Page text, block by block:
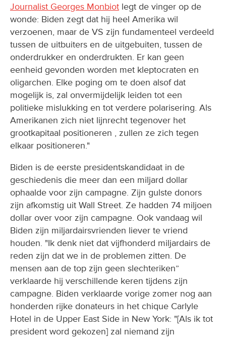
Journalist Georges Monbiot legt de vinger op de
wonde: Biden zegt dat hij heel Amerika wil
verzoenen, maar de VS zijn fundamenteel verdeeld
tussen de uitbuiters en de uitgebuiten, tussen de
onderdrukker en onderdrukten. Er kan geen
eenheid gevonden worden met kleptocraten en
oligarchen. Elke poging om te doen alsof dat
mogelijk is, zal onvermijdelijk leiden tot een
politieke mislukking en tot verdere polarisering. Als
Amerikanen zich niet lijnrecht tegenover het
grootkapitaal positioneren , zullen ze zich tegen
elkaar positioneren."
Biden is de eerste presidentskandidaat in de
geschiedenis die meer dan een miljard dollar
ophaalde voor zijn campagne. Zijn gulste donors
zijn afkomstig uit Wall Street. Ze hadden 74 miljoen
dollar over voor zijn campagne. Ook vandaag wil
Biden zijn miljardairsvrienden liever te vriend
houden. "Ik denk niet dat vijfhonderd miljardairs de
reden zijn dat we in de problemen zitten. De
mensen aan de top zijn geen slechteriken”
verklaarde hij verschillende keren tijdens zijn
campagne. Biden verklaarde vorige zomer nog aan
honderden rijke donateurs in het chique Carlyle
Hotel in de Upper East Side in New York: "[Als ik tot
president word gekozen] zal niemand zijn